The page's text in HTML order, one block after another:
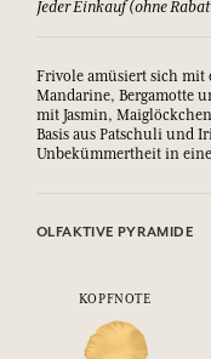
Jeder Einkauf (ohne
Frivole amüsiert sich
Mandarine, Bergamotte
mit Jasmin,
Basis aus Patschuli und
Unbekümmertheit in
OLFAKTIVE PYRAMIDE
KOPFNOTE